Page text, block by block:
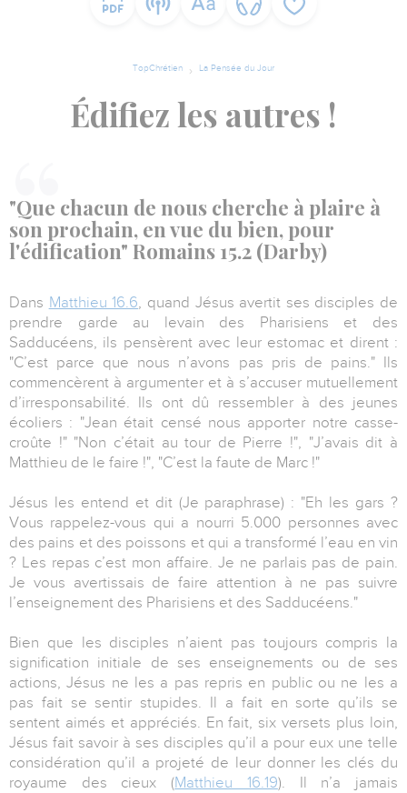
TopChrétien La Pensée du Jour
Édifiez les autres !
"Que chacun de nous cherche à plaire à
son prochain, en vue du bien, pour
l'édification" Romains 15.2 (Darby)
Dans Matthieu 16.6, quand Jésus avertit ses disciples de
prendre garde au levain des Pharisiens et des
Sadducéens, ils pensèrent avec leur estomac et dirent :
"C’est parce que nous n’avons pas pris de pains." Ils
commencèrent à argumenter et à s’accuser mutuellement
d’irresponsabilité. Ils ont dû ressembler à des jeunes
écoliers : "Jean était censé nous apporter notre casse-
croûte !" "Non c’était au tour de Pierre !", "J’avais dit à
Matthieu de le faire !", "C’est la faute de Marc !"
Jésus les entend et dit (Je paraphrase) : "Eh les gars ?
Vous rappelez-vous qui a nourri 5.000 personnes avec
des pains et des poissons et qui a transformé l’eau en vin
? Les repas c’est mon affaire. Je ne parlais pas de pain.
Je vous avertissais de faire attention à ne pas suivre
l’enseignement des Pharisiens et des Sadducéens."
Bien que les disciples n’aient pas toujours compris la
signification initiale de ses enseignements ou de ses
actions, Jésus ne les a pas repris en public ou ne les a
pas fait se sentir stupides. Il a fait en sorte qu’ils se
sentent aimés et appréciés. En fait, six versets plus loin,
Jésus fait savoir à ses disciples qu’il a pour eux une telle
considération qu’il a projeté de leur donner les clés du
royaume des cieux (Matthieu 16.19). Il n’a jamais